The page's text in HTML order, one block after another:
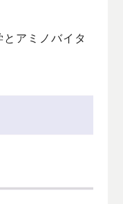
アミノバイタ